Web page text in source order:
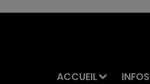
ACCUEIL INFOS